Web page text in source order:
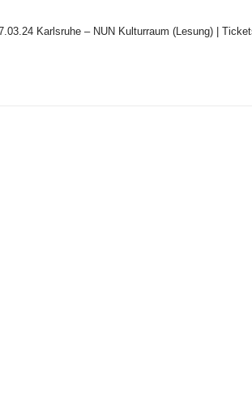
Karlsruhe – NUN Kulturraum (Lesung) |